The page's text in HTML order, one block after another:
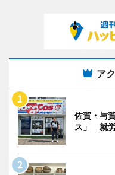
ア
佐賀・与
ス」 就